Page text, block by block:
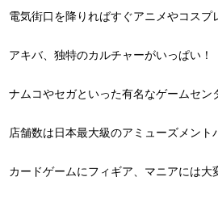
電気街口を降りればすぐアニメやコスプ
アキバ、独特のカルチャーがいっぱい！
ナムコやセガといった有名なゲームセン
店舗数は日本最大級のアミューズメント
カードゲームにフィギア、マニアには大